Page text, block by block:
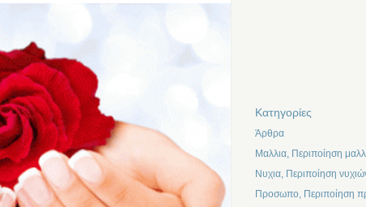
Kατηγορίες
Άρθρα
Μαλλια, Περιποίηση
Νυχια, Περιποίηση
Προσωπο, Περιποίηση